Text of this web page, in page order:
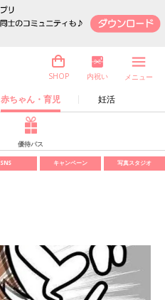
赤ちゃん・育児 妊活
SHOP 内祝い メニュー
優待パス
SNS キャンペーン 写真スタジオ